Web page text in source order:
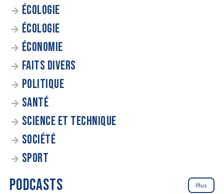
ÉCOLOGIE
ÉCOLOGIE
ÉCONOMIE
FAITS DIVERS
POLITIQUE
SANTÉ
SCIENCE ET TECHNIQUE
SOCIÉTÉ
SPORT
PODCASTS Plus